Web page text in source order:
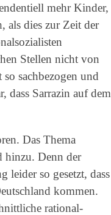
mehr Kinder,
als dies zur Zeit der
Stellen nicht von
sachbezogen und
dass Sarrazin auf dem
Das Thema
hinzu. Denn der
leider so gesetzt, dass
kommen.
rational-